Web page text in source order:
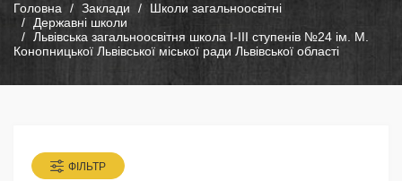
Головна Заклади
Школи загальноосвітні
Державні школи
Львівська загальноосвітня школа І-ІІІ ступенів №24 ім. М.
Конопницької Львівської міської ради Львівської області
ФІЛЬТР